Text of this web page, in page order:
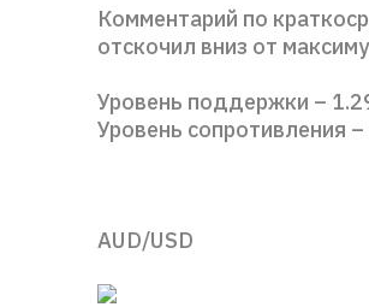
Комментарий по
отскочил вниз от
Уровень поддержки –
Уровень сопротивления
AUD/USD